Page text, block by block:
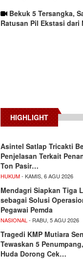
Bekuk 5 Tersangka,
Ratusan Pil Ekstasi dari
HIGHLIGHT
Asintel Satlap Tricakti
Penjelasan Terkait
Ton Pasir…
HUKUM- KAMIS, 6 AGU 2026
Mendagri Siapkan Tiga
sebagai Solusi
Pegawai Pemda
NASIONAL - RABU, 5 AGU 2026
Tragedi KMP Mutiara
Tewaskan 5
Huda Dorong Cek…